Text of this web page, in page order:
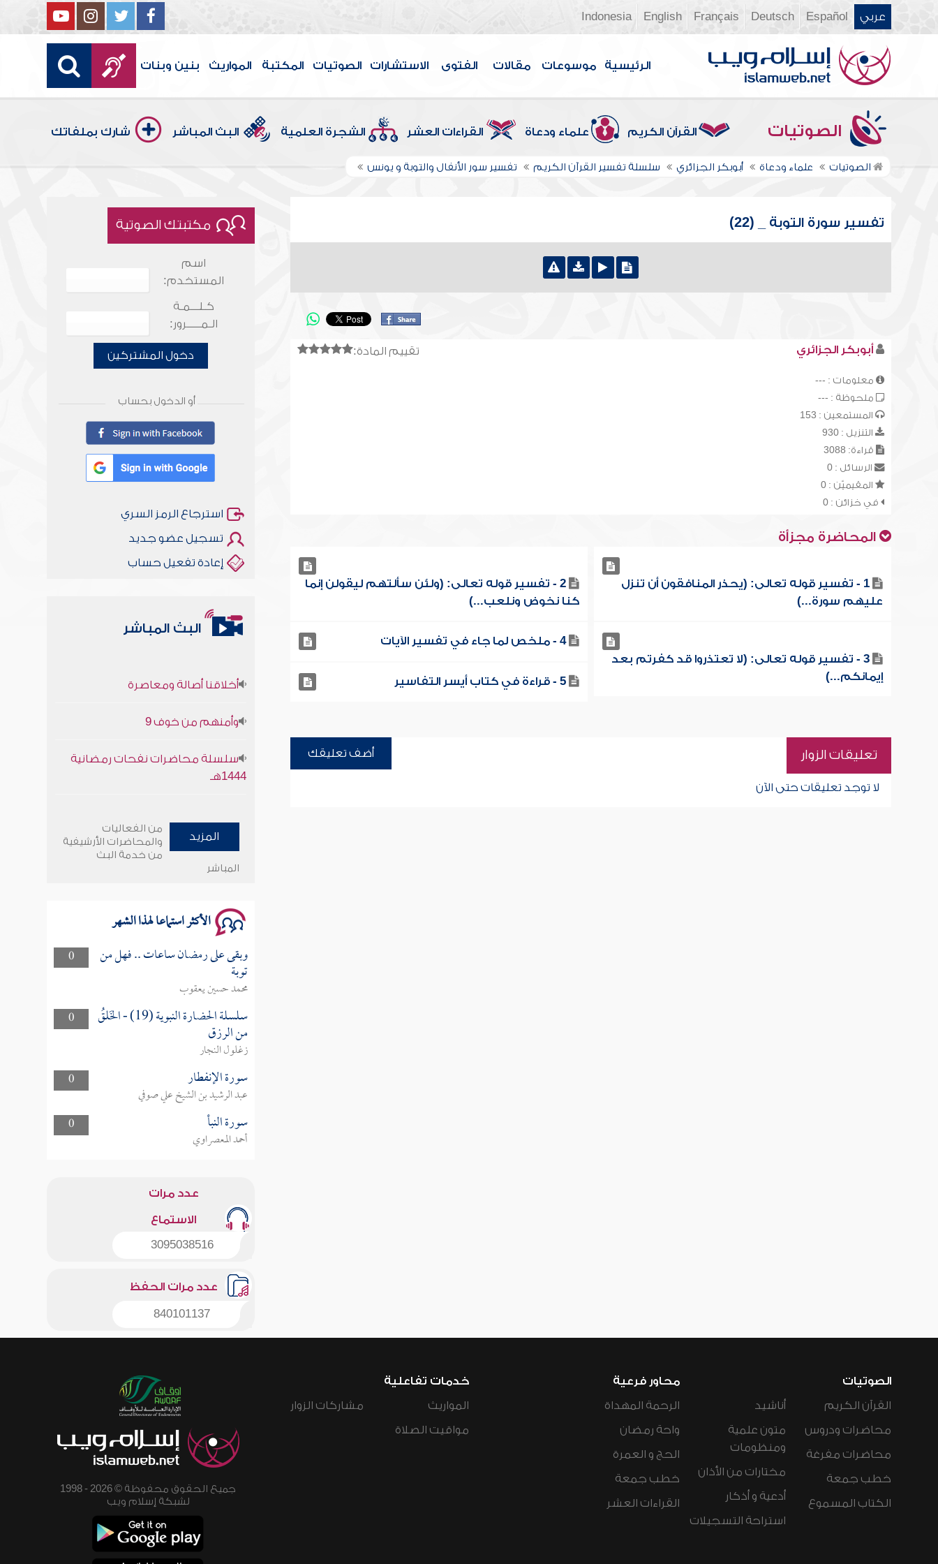
عربي Español
Deutsch
Français
English
Indonesia
الرئيسية موسوعات مقالات الفتوى الاستشارات الصوتيات المكتبة المواريث بنين وبنات
الصوتيات القرآن الكريم علماء ودعاة القراءات العشر الشجرة العلمية البث المباشر شارك بملفاتك
الصوتيات علماء ودعاة أبوبكر الجزائري سلسلة تفسير القرآن الكريم تفسير سور الأنفال والتوبة و يونس
تفسير سورة التوبة _ (22)
تقييم المادة: أبوبكر الجزائري
معلومات : ---
ملحوظة : ---
المستمعين : 153
التنزيل : 930
قراءة: 3088
الرسائل : 0
المقيميّن : 0
في خزائن : 0
المحاضرة مجزأة
1 - تفسير قوله تعالى: (يحذر المنافقون أن تنزل
عليهم سورة...)
2 - تفسير قوله تعالى: (ولئن سألتهم ليقولن إنما
كنا نخوض ونلعب...)
3 - تفسير قوله تعالى: (لا تعتذروا قد كفرتم بعد
إيمانكم...)
4 - ملخص لما جاء في تفسير الآيات
5 - قراءة في كتاب أيسر التفاسير
تعليقات الزوار أضف تعليقك
لا توجد تعليقات حتى الآن
مكتبتك الصوتية
اسم
المستخدم:
كـلـــمـة
الـمـــــرور:
دخول المشتركين
أو الدخول بحساب
استرجاع الرمز السري
تسجيل عضو جديد
إعادة تفعيل حساب
البث المباشر
1444هـ
وأمنهم من خوف 9
المزيد
من الفعاليات
والمحاضرات الأرشيفية
من خدمة البث
المباشر
الأكثر استماعا لهذا الشهر
0 وبقى على رمضان ساعات .. فهل من
توبة
محمد حسين يعقوب
0
سلسلة الحضارة النبوية (19) - الخَلقُ
من الرزق
زغلول النجار
0
سورة الإنفطار
عبد الرشيد بن الشيخ علي صوفي
0
سورة النبأ
أحمد المعصراوي
عدد مرات
الاستماع
3095038516
عدد مرات الحفظ
840101137
الصوتيات
القرآن الكريم
محاضرات ودروس
محاضرات مفرغة
خطب جمعة
الكتاب المسموع
أناشيد
متون علمية
ومنظومات
مختارات من الأذان
أدعية و أذكار
استراحة التسجيلات
محاور فرعية
الرحمة المهداة
واحة رمضان
الحج و العمرة
خطب جمعة
القراءات العشر
خدمات تفاعلية
المواريث
مواقيت الصلاة
مشاركات الزوار
جميع الحقوق محفوظة © 2026 - 1998
لشبكة إسلام ويب